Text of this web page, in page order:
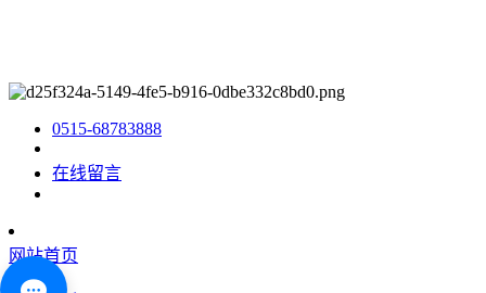
0515-68783888
在线留言
网站首页